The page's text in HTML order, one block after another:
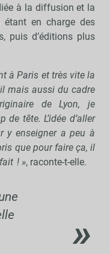
à la diffusion et la
étant en charge des
puis d’éditions plus
à Paris et très vite la
mais aussi du cadre
de Lyon, je
tête. L’idée d’aller
y enseigner a peu à
que pour faire ça, il
! », raconte-t-elle.